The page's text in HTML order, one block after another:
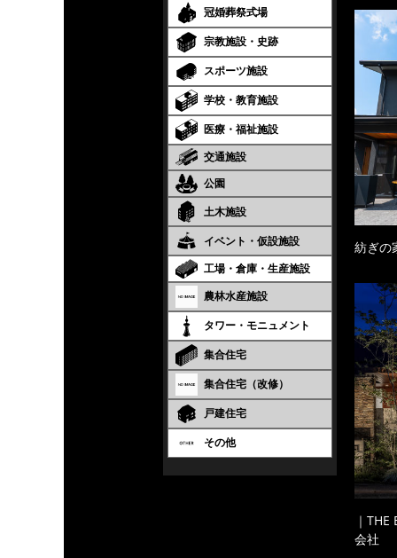
冠婚葬祭式場
宗教施設・史跡
スポーツ施設
学校・教育施設
医療・福祉施設
交通施設
公園
土木施設
イベント・仮設施設
工場・倉庫・生産施設
農林水産施設
タワー・モニュメント
集合住宅
集合住宅（改修）
戸建住宅
その他
紡ぎの
｜
会社